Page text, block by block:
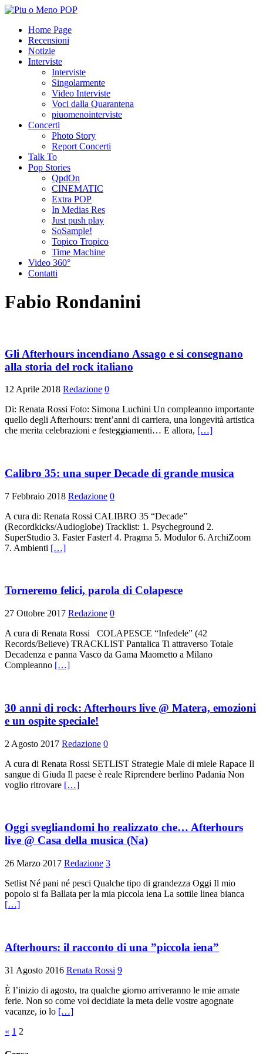
Home Page
Recensioni
Notizie
Interviste
Interviste
Singolarmente
Video Interviste
Voci dalla Quarantena
piuomenointerviste
Concerti
Photo Story
Report Concerti
Talk To
Pop Stories
QpdOn
CINEMATIC
Extra POP
In Medias Res
Just push play
SoSample!
Topico Tropico
Time Machine
Video 360°
Contatti
Fabio Rondanini
Gli Afterhours incendiano Assago e si consegnano
alla storia del rock italiano
12 Aprile 2018 Redazione 0
Di: Renata Rossi Foto: Simona Luchini Un compleanno importante
quello degli Afterhours: trent’anni di carriera, una longevità artistica
che merita celebrazioni e festeggiamenti… E allora, […]
Calibro 35: una super Decade di grande musica
7 Febbraio 2018 Redazione 0
A cura di: Renata Rossi CALIBRO 35 “Decade”
(Recordkicks/Audioglobe) Tracklist: 1. Psycheground 2.
SuperStudio 3. Faster Faster! 4. Pragma 5. Modulor 6. ArchiZoom
7. Ambienti […]
Torneremo felici, parola di Colapesce
27 Ottobre 2017 Redazione 0
A cura di Renata Rossi COLAPESCE “Infedele” (42
Records/Believe) TRACKLIST Pantalica Ti attraverso Totale
Decadenza e panna Vasco da Gama Maometto a Milano
Compleanno […]
30 anni di rock: Afterhours live @ Matera, emozioni
e un ospite speciale!
2 Agosto 2017 Redazione 0
A cura di Renata Rossi SETLIST Strategie Male di miele Rapace Il
sangue di Giuda Il paese è reale Riprendere berlino Padania Non
voglio ritrovare […]
Oggi svegliandomi ho realizzato che… Afterhours
live @ Casa della musica (Na)
26 Marzo 2017 Redazione 3
Setlist Né pani né pesci Qualche tipo di grandezza Oggi Il mio
popolo si fa Ballata per la mia piccola iena La sottile linea bianca
[…]
Afterhours: il racconto di una ”piccola iena”
31 Agosto 2016 Renata Rossi 9
È l’inizio di agosto, tra qualche giorno arriveranno le mie amate
ferie. Non so come voi decidiate la meta delle vostre agognate
vacanze, io lo […]
Paginazione
degli
« 1 2